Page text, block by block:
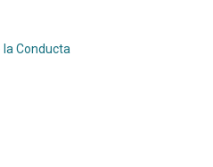
la Conducta